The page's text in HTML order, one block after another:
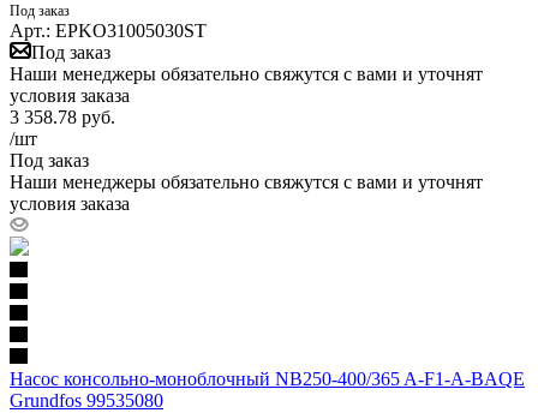
Под заказ
Арт.: EPKO31005030ST
Под заказ
Наши менеджеры обязательно свяжутся с вами и уточнят
условия заказа
3 358.78 руб.
/шт
Под заказ
Наши менеджеры обязательно свяжутся с вами и уточнят
условия заказа
Насос консольно-моноблочный NB250-400/365 A-F1-A-BAQE
Grundfos 99535080